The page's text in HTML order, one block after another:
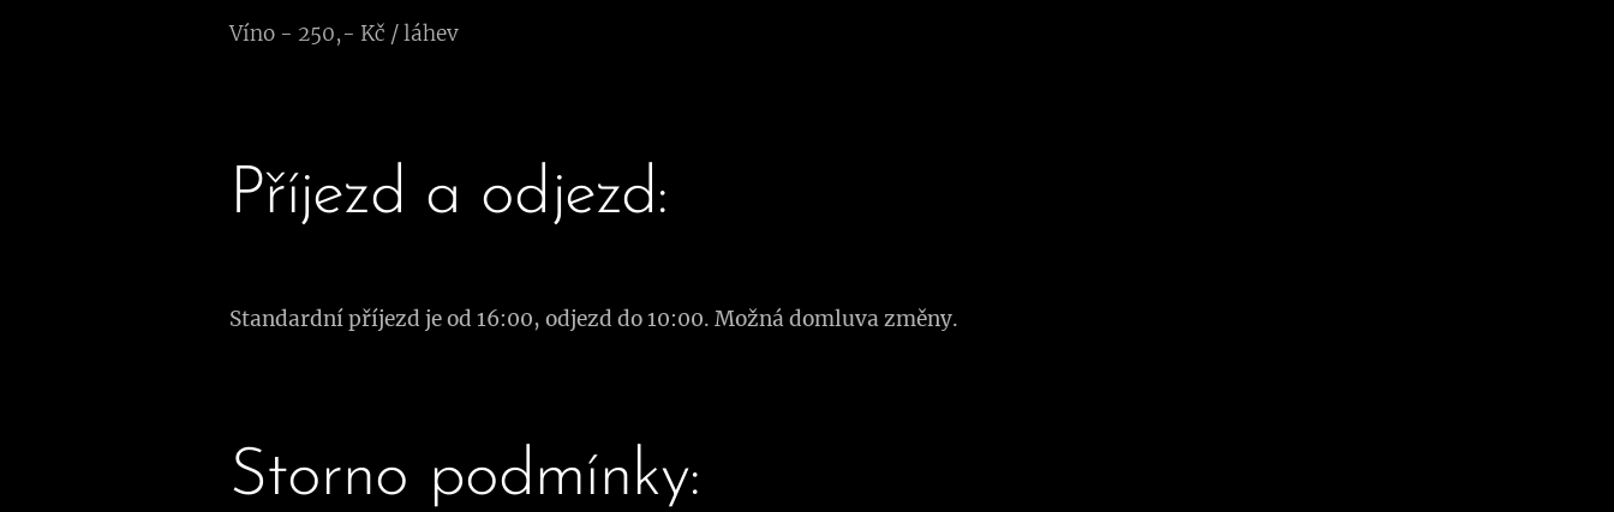
Víno - 250,- Kč / láhev
Příjezd a odjezd:
Standardní příjezd je od 16:00, odjezd do 10:00. Možná domluva změny.
Storno podmínky: